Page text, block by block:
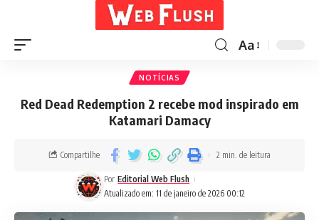
Aa
NOTÍCIAS
Red Dead Redemption 2 recebe mod inspirado em
Katamari Damacy
Atualizado em: 11 de janeiro de 2026 00:12
Por Editorial Web Flush
Compartilhe 2 min. de leitura